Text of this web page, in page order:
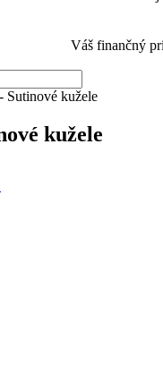
Váš finančný
Sutinové kužele
kužele